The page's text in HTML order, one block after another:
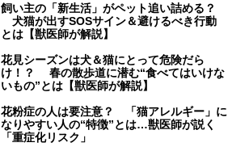
飼い主の「新生活」がペット追い詰める？
犬猫が出すSOSサイン＆避けるべき行動
とは【獣医師が解説】
花見シーズンは犬＆猫にとって危険だら
け！？ 春の散歩道に潜む“食べてはいけな
いもの”とは【獣医師が解説】
花粉症の人は要注意？ 「猫アレルギー」に
なりやすい人の“特徴”とは…獣医師が説く
「重症化リスク」